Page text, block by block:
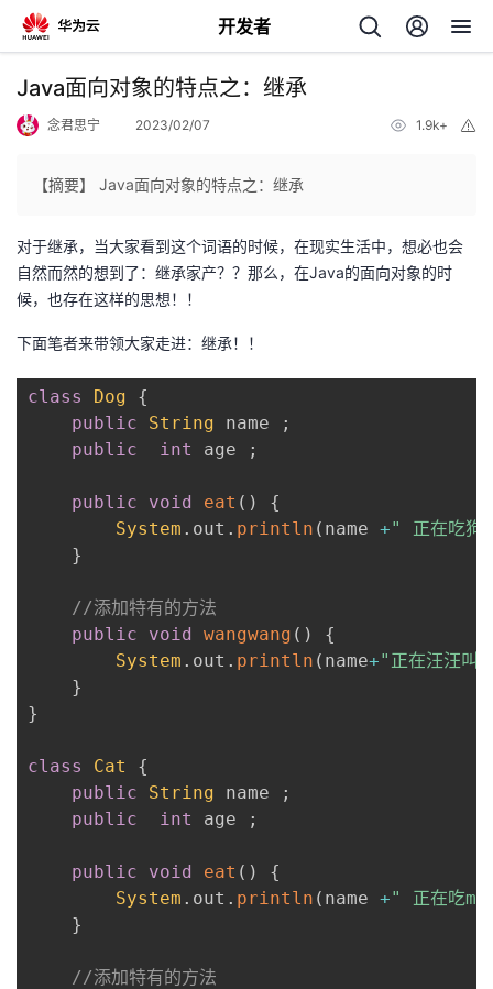
开发者
返
个
Java面向对象的特点之：继承
念君思宁 2023/02/07 1.9k+
【摘要】 Java面向对象的特点之：继承
对于继承，当大家看到这个词语的时候，在现实生活中，想必也会
自然而然的想到了：继承家产？？那么，在Java的面向对象的时
候，也存在这样的思想！！
下面笔者来带领大家走进：继承！！
class Dog
{
public
String name
;
public
int age ;
public void eat ( )
{
System . out . println ( name +" 正在吃狗
}
//添加特有的方法
public
void wangwang ( )
{
System . out . println ( name+"正在汪汪叫
}
}
class Cat
{
public
String name
;
public
int age ;
public void eat ( )
{
System . out . println ( name +" 正在吃
}
//添加特有的方法